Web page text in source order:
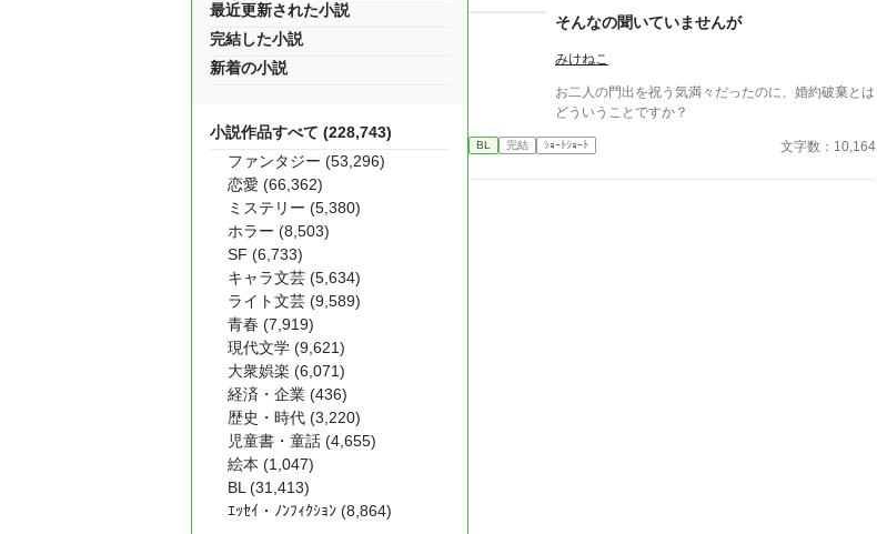
そんなの聞いていませんが
みけねこ
お二人の門出を祝う気満々だったのに、婚約破棄とは
どういうことですか？
BL 完結 ｼｮｰﾄｼｮｰﾄ 文字数：10,164
最近更新された小説
完結した小説
新着の小説
小説作品すべて (228,743)
ファンタジー (53,296)
恋愛 (66,362)
ミステリー (5,380)
ホラー (8,503)
SF (6,733)
キャラ文芸 (5,634)
ライト文芸 (9,589)
青春 (7,919)
現代文学 (9,621)
大衆娯楽 (6,071)
経済・企業 (436)
歴史・時代 (3,220)
児童書・童話 (4,655)
絵本 (1,047)
BL (31,413)
ｴｯｾｲ・ﾉﾝﾌｨｸｼｮﾝ (8,864)